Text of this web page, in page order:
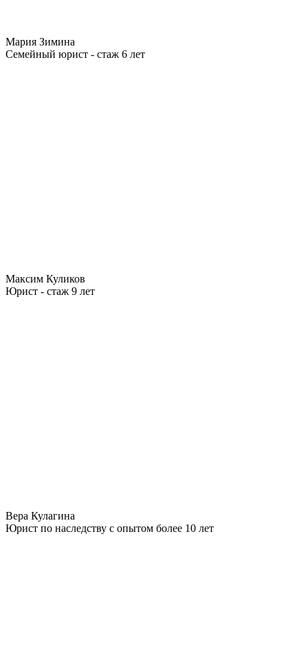
Мария Зимина
Семейный юрист - стаж 6 лет
Максим Куликов
Юрист - стаж 9 лет
Вера Кулагина
Юрист по наследству с опытом более 10 лет